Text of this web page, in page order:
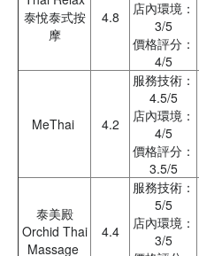
泰悅泰式按
摩
4.8
店內環境：
3/5
價格評分：
4/5
MeThai 4.2
服務技術：
4.5/5
店內環境：
4/5
價格評分：
3.5/5
泰美殿
Orchid Thai
Massage
4.4
服務技術：
5/5
店內環境：
3/5